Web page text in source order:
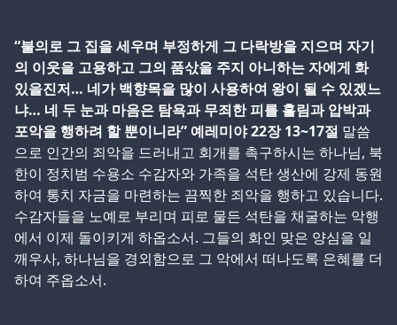
“불의로 그 집을 세우며 부정하게 그 다락방을 지으며 자기
의 이웃을 고용하고 그의 품삯을 주지 아니하는 자에게 화
있을진저… 네가 백향목을 많이 사용하여 왕이 될 수 있겠느
냐… 네 두 눈과 마음은 탐욕과 무죄한 피를 흘림과 압박과
포악을 행하려 할 뿐이니라” 예레미야 22장 13~17절 말씀
으로 인간의 죄악을 드러내고 회개를 촉구하시는 하나님, 북
한이 정치범 수용소 수감자와 가족을 석탄 생산에 강제 동원
하여 통치 자금을 마련하는 끔찍한 죄악을 행하고 있습니다.
수감자들을 노예로 부리며 피로 물든 석탄을 채굴하는 악행
에서 이제 돌이키게 하옵소서. 그들의 화인 맞은 양심을 일
깨우사, 하나님을 경외함으로 그 악에서 떠나도록 은혜를 더
하여 주옵소서.